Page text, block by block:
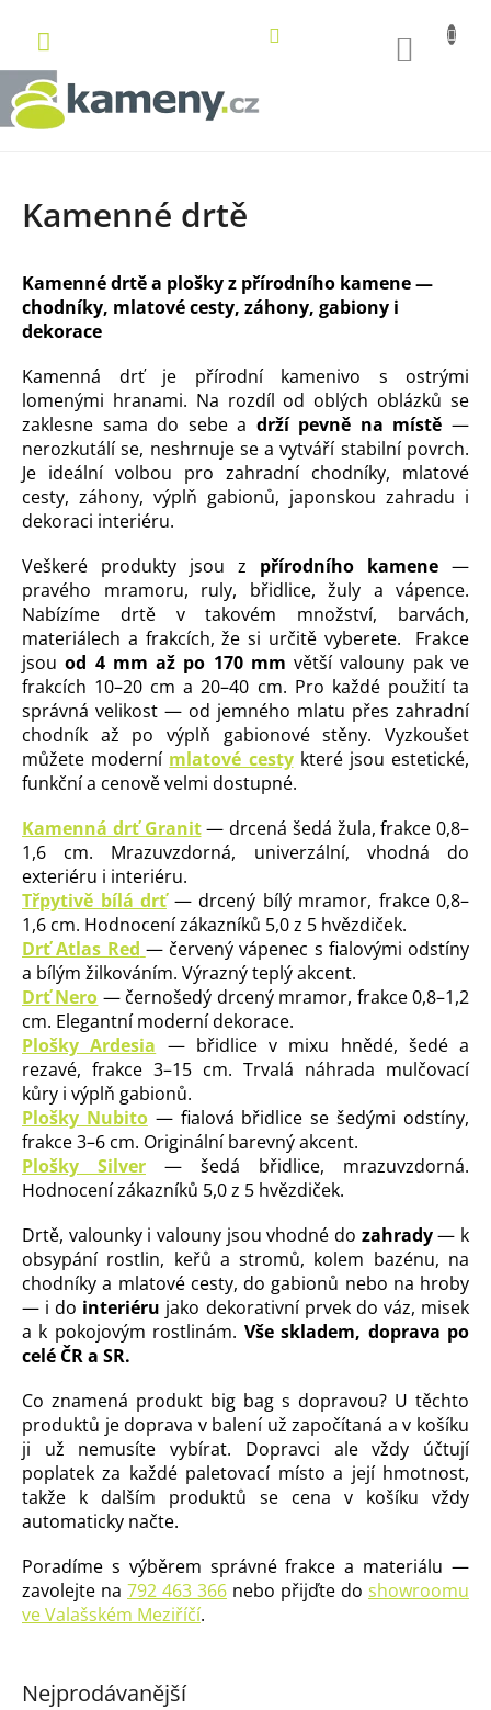
obsah
Kamenné drtě
Kamenné drtě a plošky z přírodního kamene —
chodníky, mlatové cesty, záhony, gabiony i
dekorace
Kamenná drť je přírodní kamenivo s ostrými
lomenými hranami. Na rozdíl od oblých oblázků se
zaklesne sama do sebe a drží pevně na místě —
nerozkutálí se, neshrnuje se a vytváří stabilní povrch.
Je ideální volbou pro zahradní chodníky, mlatové
cesty, záhony, výplň gabionů, japonskou zahradu i
dekoraci interiéru.
Veškeré produkty jsou z přírodního kamene —
pravého mramoru, ruly, břidlice, žuly a vápence.
Nabízíme drtě v takovém množství, barvách,
materiálech a frakcích, že si určitě vyberete. Frakce
jsouod 4 mm až po 170 mm větší valouny pak ve
frakcích 10–20 cm a 20–40 cm. Pro každé použití ta
správná velikost — od jemného mlatu přes zahradní
chodník až po výplň gabionové stěny. Vyzkoušet
můžete moderní mlatové cestykteré jsou estetické,
funkční a cenově velmi dostupné.
Kamenná drť Granit— drcená šedá žula, frakce 0,8–
1,6 cm. Mrazuvzdorná, univerzální, vhodná do
exteriéru i interiéru.
Třpytivě bílá drť— drcený bílý mramor, frakce 0,8–
1,6 cm. Hodnocení zákazníků 5,0 z 5 hvězdiček.
Drť Atlas Red — červený vápenec s fialovými odstíny
a bílým žilkováním. Výrazný teplý akcent.
Drť Nero — černošedý drcený mramor, frakce 0,8–1,2
cm. Elegantní moderní dekorace.
Plošky Ardesia — břidlice v mixu hnědé, šedé a
rezavé, frakce 3–15 cm. Trvalá náhrada mulčovací
kůry i výplň gabionů.
Plošky Nubito— fialová břidlice se šedými odstíny,
frakce 3–6 cm. Originální barevný akcent.
Plošky Silver — šedá břidlice, mrazuvzdorná.
Hodnocení zákazníků 5,0 z 5 hvězdiček.
Drtě, valounky i valouny jsou vhodné do zahrady— k
obsypání rostlin, keřů a stromů, kolem bazénu, na
chodníky a mlatové cesty, do gabionů nebo na hroby
— i do interiéru jako dekorativní prvek do váz, misek
a k pokojovým rostlinám. Vše skladem, doprava po
celé ČR a SR.
Co znamená produkt big bag s dopravou? U těchto
produktů je doprava v balení už započítaná a v košíku
ji už nemusíte vybírat. Dopravci ale vždy účtují
poplatek za každé paletovací místo a její hmotnost,
takže k dalším produktů se cena v košíku vždy
automaticky načte.
Poradíme s výběrem správné frakce a materiálu —
zavolejte na 792 463 366 nebo přijďte do showroomu
ve Valašském Meziříčí.
Nejprodávanější